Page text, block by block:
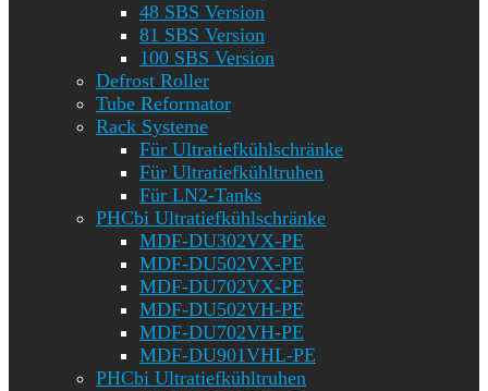
48 SBS Version
81 SBS Version
100 SBS Version
Defrost Roller
Tube Reformator
Rack Systeme
Für Ultratiefkühlschränke
Für Ultratiefkühltruhen
Für LN2-Tanks
PHCbi Ultratiefkühlschränke
MDF-DU302VX-PE
MDF-DU502VX-PE
MDF-DU702VX-PE
MDF-DU502VH-PE
MDF-DU702VH-PE
MDF-DU901VHL-PE
PHCbi Ultratiefkühltruhen